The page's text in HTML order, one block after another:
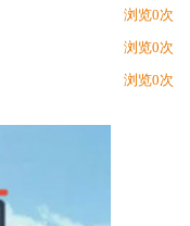
浏览0次
浏览0次
浏览0次